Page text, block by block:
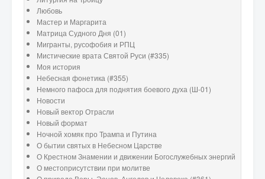
Любовь
Мастер и Маргарита
Матрица Судного Дня (01)
Мигранты, русофобия и РПЦ
Мистические врата Святой Руси (#335)
Моя история
Небесная фонетика (#355)
Немного пафоса для поднятия боевого духа (Ш-01)
Новости
Новый вектор Отрасли
Новый формат
Ночной хомяк про Трампа и Путина
О бытии святых в Небесном Царстве
О Крестном Знамении и движении Богослужебных энергий
О местоприсутствии при молитве